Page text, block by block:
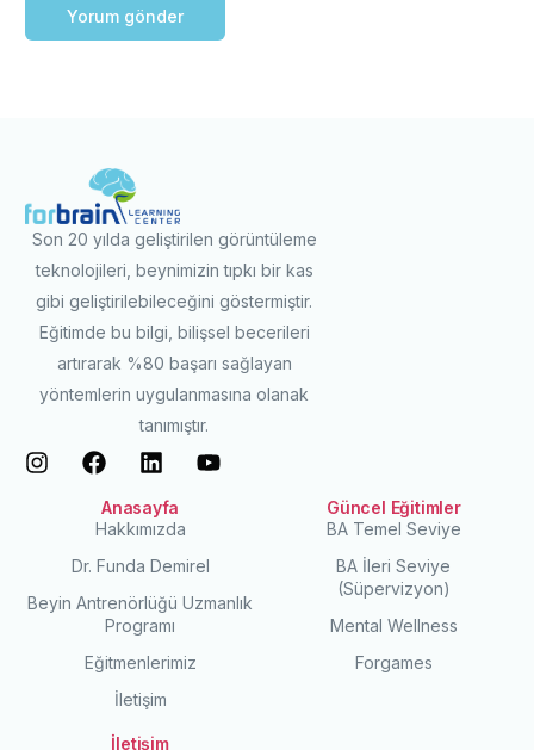
Son 20 yılda geliştirilen görüntüleme
teknolojileri, beynimizin tıpkı bir kas
gibi geliştirilebileceğini göstermiştir.
Eğitimde bu bilgi, bilişsel becerileri
artırarak %80 başarı sağlayan
yöntemlerin uygulanmasına olanak
tanımıştır.
Anasayfa
Hakkımızda
Dr. Funda Demirel
Beyin Antrenörlüğü Uzmanlık
Programı
Eğitmenlerimiz
İletişim
Güncel Eğitimler
BA Temel Seviye
BA İleri Seviye
(Süpervizyon)
Mental Wellness
Forgames
İletişim